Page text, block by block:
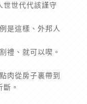
世世代代該謹守
是這樣、外邦人
禮、就可以喫。
肉從房子裏帶到
。